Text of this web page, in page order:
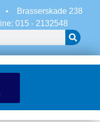
•
Brasserskade 238
015 - 2132548